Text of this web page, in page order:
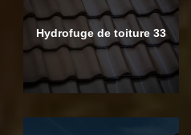
Hydrofuge de toiture 33